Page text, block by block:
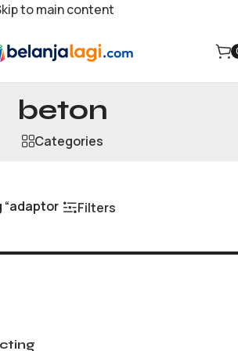
to main content
hole saw
beton
Categories
“adaptor
Filters